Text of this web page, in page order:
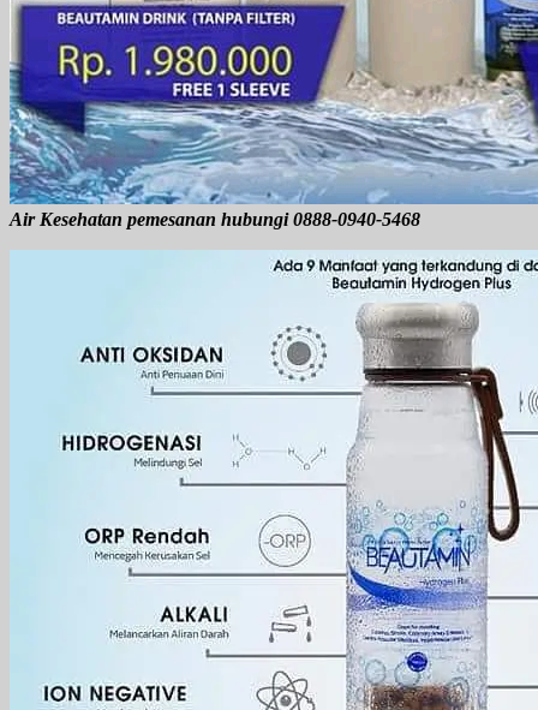
Air Kesehatan pemesanan hubungi 0888-0940-5468